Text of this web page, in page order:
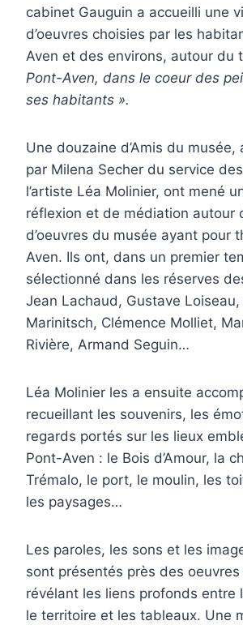
cabinet Gauguin a accueilli une
d’oeuvres choisies par les
Aven et des environs, autour du
Pont-Aven, dans le coeur des
ses habitants ».
Une douzaine d’Amis du musée,
par Milena Secher du service
l’artiste Léa Molinier, ont mené
réflexion et de médiation autour
d’oeuvres du musée ayant pour
Aven. Ils ont, dans un premier
sélectionné dans les réserves
Jean Lachaud, Gustave
Marinitsch, Clémence Molliet,
Rivière, Armand Seguin…
Léa Molinier les a ensuite
recueillant les souvenirs, les
regards portés sur les lieux
Pont-Aven : le Bois d’Amour, la
Trémalo, le port, le moulin, les
les paysages…
Les paroles, les sons et les
sont présentés près des oeuvres
révélant les liens profonds entre
le territoire et les tableaux. Une